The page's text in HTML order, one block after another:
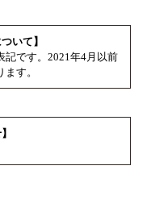
いて】
記です。2021年4月以前
す。